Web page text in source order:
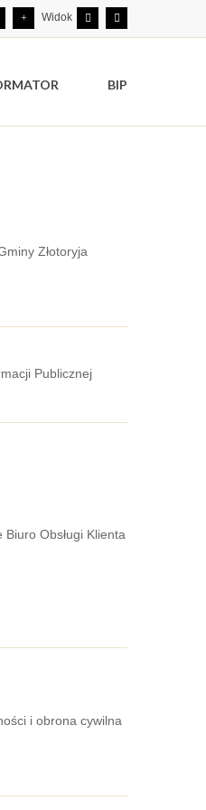
Widok
BIP
Złotoryja
Publicznej
Biuro Obsługi Klienta
i obrona cywilna